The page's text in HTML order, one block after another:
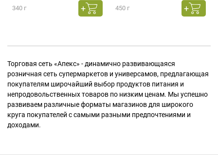
340 г 450 г
Торговая сеть «Апекс» - динамично развивающаяся
розничная сеть супермаркетов и универсамов, предлагающая
покупателям широчайший выбор продуктов питания и
непродовольственных товаров по низким ценам. Мы успешно
развиваем различные форматы магазинов для широкого
круга покупателей с самыми разными предпочтениями и
доходами.